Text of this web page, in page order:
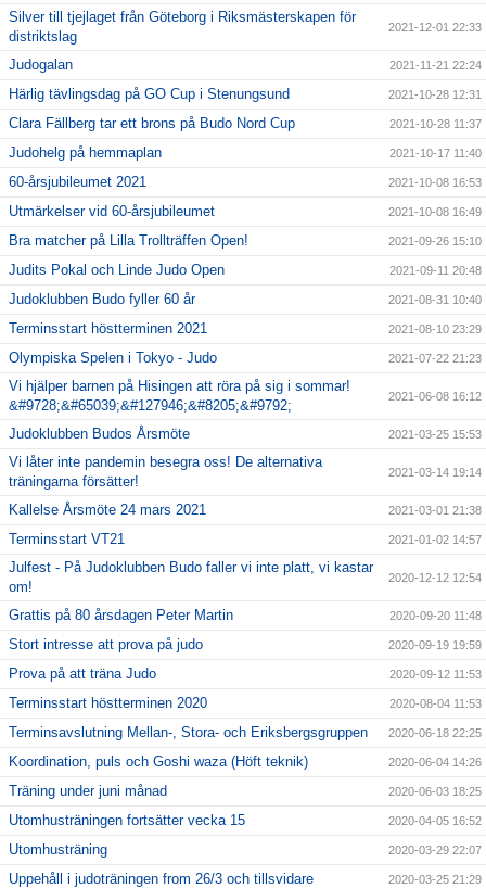
Silver till tjejlaget från Göteborg i Riksmästerskapen för
distriktslag
2021-12-01 22:33
Judogalan 2021-11-21 22:24
Härlig tävlingsdag på GO Cup i Stenungsund 2021-10-28 12:31
Clara Fällberg tar ett brons på Budo Nord Cup 2021-10-28 11:37
Judohelg på hemmaplan 2021-10-17 11:40
60-årsjubileumet 2021 2021-10-08 16:53
Utmärkelser vid 60-årsjubileumet 2021-10-08 16:49
Bra matcher på Lilla Trollträffen Open! 2021-09-26 15:10
Judits Pokal och Linde Judo Open 2021-09-11 20:48
Judoklubben Budo fyller 60 år 2021-08-31 10:40
Terminsstart höstterminen 2021 2021-08-10 23:29
Olympiska Spelen i Tokyo - Judo 2021-07-22 21:23
Vi hjälper barnen på Hisingen att röra på sig i sommar!
&#9728;&#65039;&#127946;&#8205;&#9792;
2021-06-08 16:12
Judoklubben Budos Årsmöte 2021-03-25 15:53
Vi låter inte pandemin besegra oss! De alternativa
träningarna försätter!
2021-03-14 19:14
Kallelse Årsmöte 24 mars 2021 2021-03-01 21:38
Terminsstart VT21 2021-01-02 14:57
Julfest - På Judoklubben Budo faller vi inte platt, vi kastar
om!
2020-12-12 12:54
Grattis på 80 årsdagen Peter Martin 2020-09-20 11:48
Stort intresse att prova på judo 2020-09-19 19:59
Prova på att träna Judo 2020-09-12 11:53
Terminsstart höstterminen 2020 2020-08-04 11:53
Terminsavslutning Mellan-, Stora- och Eriksbergsgruppen 2020-06-18 22:25
Koordination, puls och Goshi waza (Höft teknik) 2020-06-04 14:26
Träning under juni månad 2020-06-03 18:25
Utomhusträningen fortsätter vecka 15 2020-04-05 16:52
Utomhusträning 2020-03-29 22:07
Uppehåll i judoträningen from 26/3 och tillsvidare 2020-03-25 21:29